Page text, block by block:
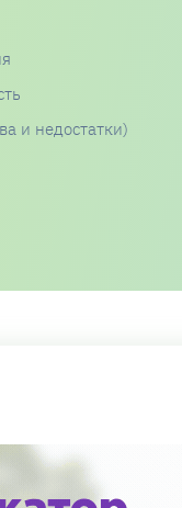
и недостатки)